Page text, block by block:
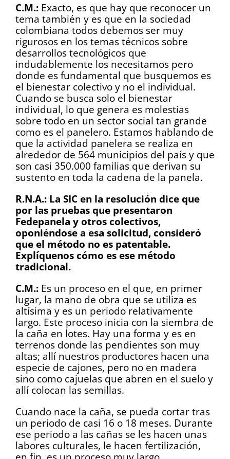
C.M.: Exacto, es que hay que reconocer un
tema también y es que en la sociedad
colombiana todos debemos ser muy
rigurosos en los temas técnicos sobre
desarrollos tecnológicos que
indudablemente los necesitamos pero
donde es fundamental que busquemos es
el bienestar colectivo y no el individual.
Cuando se busca solo el bienestar
individual, lo que genera es molestias
sobre todo en un sector social tan grande
como es el panelero. Estamos hablando de
que la actividad panelera se realiza en
alrededor de 564 municipios del país y que
son casi 350.000 familias que derivan su
sustento en toda la cadena de la panela.
R.N.A.: La SIC en la resolución dice que
por las pruebas que presentaron
Fedepanela y otros colectivos,
oponiéndose a esa solicitud, consideró
que el método no es patentable.
Explíquenos cómo es ese método
tradicional.
C.M.: Es un proceso en el que, en primer
lugar, la mano de obra que se utiliza es
altísima y es un periodo relativamente
largo. Este proceso inicia con la siembra de
la caña en lotes. Hay una forma y es en
terrenos donde las pendientes son muy
altas; allí nuestros productores hacen una
especie de cajones, pero no en madera
sino como cajuelas que abren en el suelo y
allí colocan las semillas.
Cuando nace la caña, se pueda cortar tras
un periodo de casi 16 o 18 meses. Durante
ese periodo a las cañas se les hacen unas
labores culturales, le hacen fertilización,